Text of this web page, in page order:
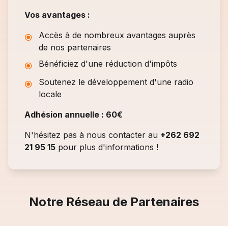
Vos avantages :
Accès à de nombreux avantages auprès
de nos partenaires
Bénéficiez d'une réduction d'impôts
Soutenez le développement d'une radio
locale
Adhésion annuelle : 60€
N'hésitez pas à nous contacter au +262 692
21 95 15 pour plus d'informations !
Notre Réseau de Partenaires